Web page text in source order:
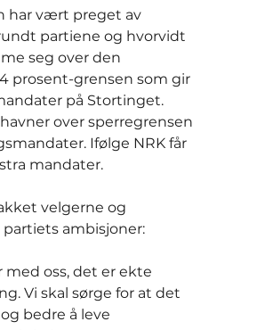
har vært preget av
partiene og hvorvidt
seg over den
prosent-grensen som gir
på Stortinget.
over sperregrensen
Ifølge NRK får
mandater.
velgerne og
ambisjoner:
med oss, det er ekte
Vi skal sørge for at det
bedre å leve